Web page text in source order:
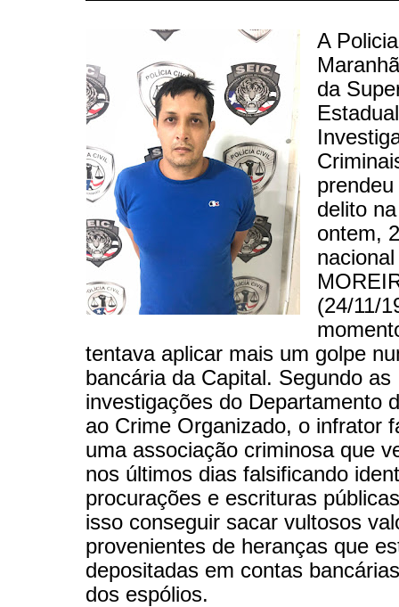
A
da
delito
ontem,
(24/11/
tentava aplicar mais um golpe
bancária da Capital. Segundo as
investigações do Departamento
ao Crime Organizado, o infrator
uma associação criminosa que
nos últimos dias falsificando
procurações e escrituras
isso conseguir sacar vultosos
provenientes de heranças que
depositadas em contas
dos espólios.